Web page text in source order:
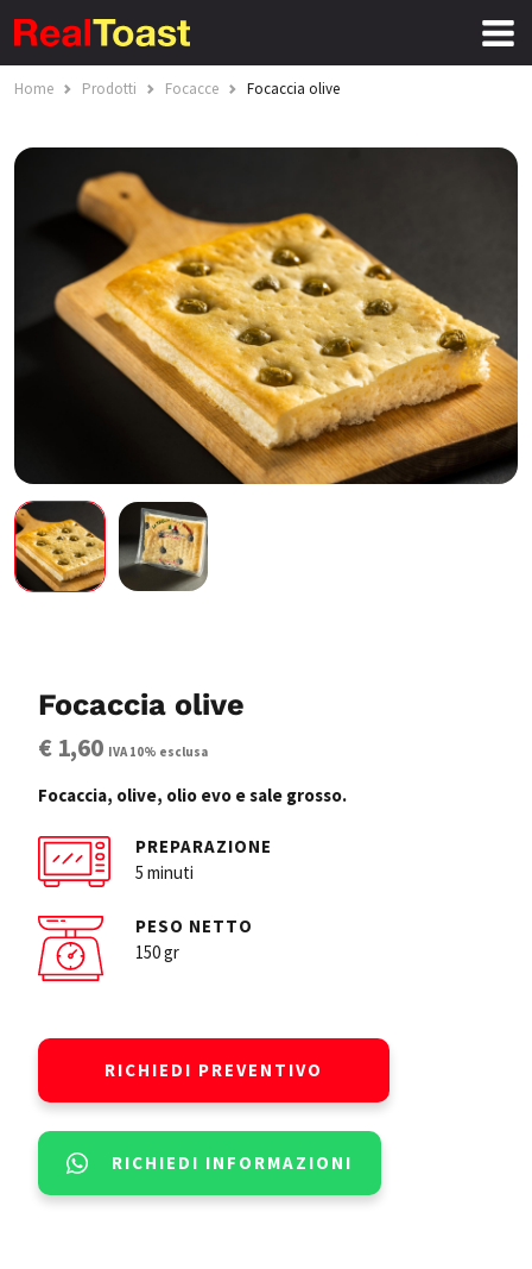
Home Prodotti Focacce Focaccia olive
Focaccia olive
€ 1,60 IVA 10% esclusa
Focaccia, olive, olio evo e sale grosso.
PREPARAZIONE
5 minuti
PESO NETTO
150 gr
RICHIEDI PREVENTIVO
RICHIEDI INFORMAZIONI